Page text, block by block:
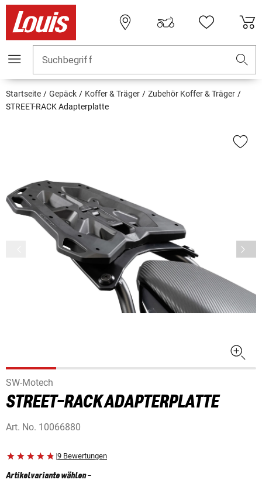
Suchbegriff
Startseite Gepäck Koffer & Träger
Zubehör Koffer & Träger
STREET-RACK Adapterplatte
SW-Motech
STREET-RACK ADAPTERPLATTE
Art. No. 10066880
|9 Bewertungen
Artikelvariante wählen-